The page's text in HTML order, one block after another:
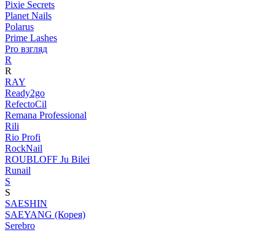
Pixie Secrets
Planet Nails
Polarus
Prime Lashes
Pro взгляд
R
R
RAY
Ready2go
RefectoCil
Remana Professional
Rili
Rio Profi
RockNail
ROUBLOFF Ju Bilei
Runail
S
S
SAESHIN
SAEYANG (Корея)
Serebro